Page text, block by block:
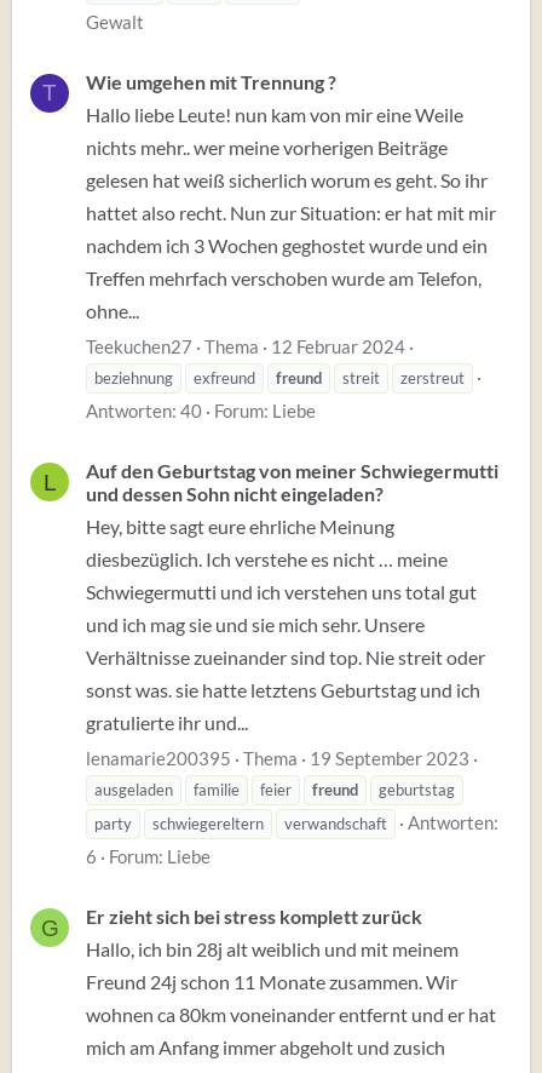
Gewalt
T
Wie umgehen mit Trennung ?
Hallo liebe Leute! nun kam von mir eine Weile
nichts mehr.. wer meine vorherigen Beiträge
gelesen hat weiß sicherlich worum es geht. So ihr
hattet also recht. Nun zur Situation: er hat mit mir
nachdem ich 3 Wochen geghostet wurde und ein
Treffen mehrfach verschoben wurde am Telefon,
ohne...
Teekuchen27 Thema 12 Februar 2024
beziehnung exfreund freund streit zerstreut
Antworten: 40 Forum: Liebe
L
Auf den Geburtstag von meiner Schwiegermutti
und dessen Sohn nicht eingeladen?
Hey, bitte sagt eure ehrliche Meinung
diesbezüglich. Ich verstehe es nicht … meine
Schwiegermutti und ich verstehen uns total gut
und ich mag sie und sie mich sehr. Unsere
Verhältnisse zueinander sind top. Nie streit oder
sonst was. sie hatte letztens Geburtstag und ich
gratulierte ihr und...
lenamarie200395 Thema 19 September 2023
ausgeladen familie feier freund
geburtstag
party
schwiegereltern verwandschaft
Antworten:
6
Forum: Liebe
G
Er zieht sich bei stress komplett zurück
Hallo, ich bin 28j alt weiblich und mit meinem
Freund 24j schon 11 Monate zusammen. Wir
wohnen ca 80km voneinander entfernt und er hat
mich am Anfang immer abgeholt und zusich